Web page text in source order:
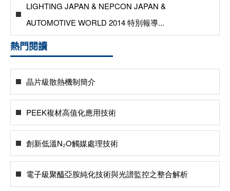
LIGHTING JAPAN & NEPCON JAPAN &
AUTOMOTIVE WORLD 2014 特別報導...
熱門閱讀
晶片級散熱機制簡介
PEEK複材高值化應用技術
創新低溫N₂O觸媒處理技術
電子級聚醯亞胺純化技術與光譜監控之整合解析